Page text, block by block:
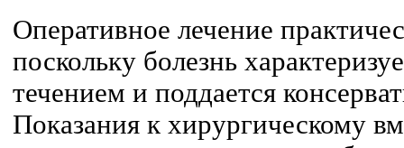
Оперативное лечение
поскольку болезнь
течением и поддается
Показания к хирургическому